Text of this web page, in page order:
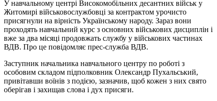
У навчальному центрі Високомобільних десантних військ у
Житомирі військовослужбовці за контрактом урочисто
присягнули на вірність Українському народу. Зараз вони
проходять навчальний курс з основних військових дисциплін і
вже за два місяці продовжать службу у військових частинах
ВДВ. Про це повідомляє прес-служба ВДВ.
Заступник начальника навчального центру по роботі з
особовим складом підполковник Олександр Пухальський,
привітавши воїнів з подією, зазначив, щоб кожен з них свято
оберігав і захищав слова і дух присяги.